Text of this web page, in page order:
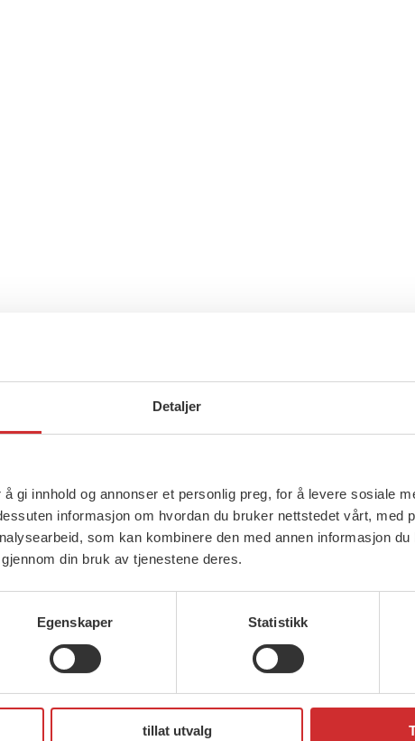
Detaljer
gi innhold og annonser et personlig preg, for å levere sosiale
informasjon om hvordan du bruker nettstedet vårt, med
som kan kombinere den med annen informasjon
din bruk av tjenestene deres.
Egenskaper Statistikk
tillat utvalg